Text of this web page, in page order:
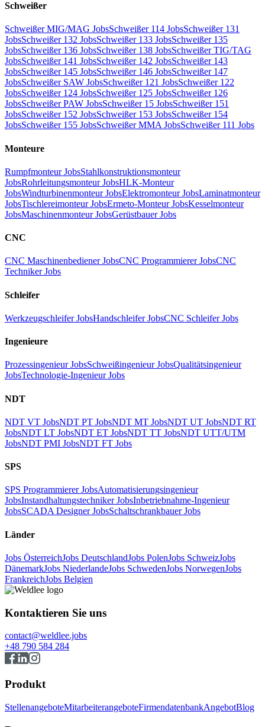
Schweißer
Schweißer MIG/MAG JobsSchweißer 114 JobsSchweißer 131
JobsSchweißer 132 JobsSchweißer 133 JobsSchweißer 135
JobsSchweißer 136 JobsSchweißer 138 JobsSchweißer TIG/TAG
JobsSchweißer 141 JobsSchweißer 142 JobsSchweißer 143
JobsSchweißer 145 JobsSchweißer 146 JobsSchweißer 147
JobsSchweißer SAW JobsSchweißer 121 JobsSchweißer 122
JobsSchweißer 124 JobsSchweißer 125 JobsSchweißer 126
JobsSchweißer PAW JobsSchweißer 15 JobsSchweißer 151
JobsSchweißer 152 JobsSchweißer 153 JobsSchweißer 154
JobsSchweißer 155 JobsSchweißer MMA JobsSchweißer 111 Jobs
Monteure
Rumpfmonteur JobsStahlkonstruktionsmonteur
JobsRohrleitungsmonteur JobsHLK-Monteur
JobsWindturbinenmonteur JobsElektromonteur JobsLaminatmonteur
JobsTischlereimonteur JobsErmeto-Monteur JobsKesselmonteur
JobsMaschinenmonteur JobsGerüstbauer Jobs
CNC
CNC Maschinenbediener JobsCNC Programmierer JobsCNC
Techniker Jobs
Schleifer
Werkzeugschleifer JobsHandschleifer JobsCNC Schleifer Jobs
Ingenieure
Prozessingenieur JobsSchweißingenieur JobsQualitätsingenieur
JobsTechnologie-Ingenieur Jobs
NDT
NDT VT JobsNDT PT JobsNDT MT JobsNDT UT JobsNDT RT
JobsNDT LT JobsNDT ET JobsNDT TT JobsNDT UTT/UTM
JobsNDT PMI JobsNDT FT Jobs
SPS
SPS Programmierer JobsAutomatisierungsingenieur
JobsInstandhaltungstechniker JobsInbetriebnahme-Ingenieur
JobsSCADA Designer JobsSchaltschrankbauer Jobs
Länder
Jobs ÖsterreichJobs DeutschlandJobs PolenJobs SchweizJobs
DänemarkJobs NiederlandeJobs SchwedenJobs NorwegenJobs
FrankreichJobs Belgien
Kontaktieren Sie uns
contact@weldlee.jobs
+48 790 584 284
Produkt
StellenangeboteMitarbeiterangeboteFirmendatenbankAngebotBlog